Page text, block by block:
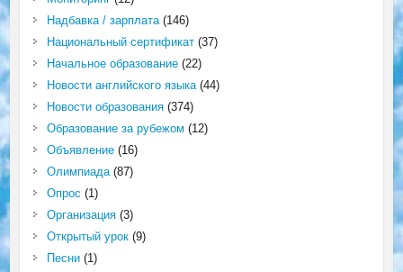
Надбавка / зарплата(146)
Национальный сертификат(37)
Начальное образование(22)
Новости английского языка(44)
Новости образования(374)
Образование за рубежом (12)
Объявление(16)
Олимпиада(87)
Опрос (1)
Организация(3)
Открытый урок(9)
Песни(1)